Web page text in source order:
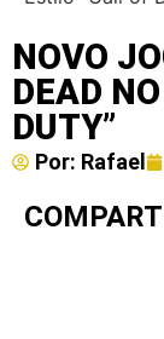
NOVO
DEAD
DUTY”
Por: Rafael